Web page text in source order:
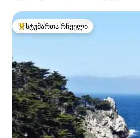
სტუმართა რჩეული მოწინავე ვარიანტი
სტუმართა რჩეული